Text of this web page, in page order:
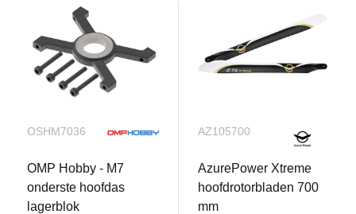
OSHM7036
OMP Hobby - M7
onderste hoofdas
lagerblok
AZ105700
AzurePower Xtreme
hoofdrotorbladen 700
mm